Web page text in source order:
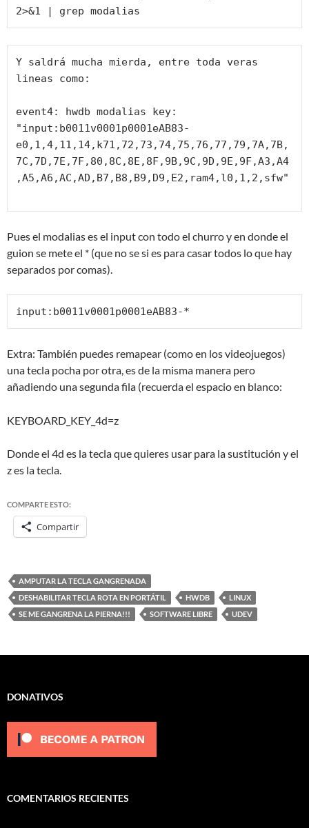
2>&1 | grep modalias
Y saldrá mucha mierda, entre toda veras
lineas como:
event4: hwdb modalias key:
"input:b0011v0001p0001eAB83-
e0,1,4,11,14,k71,72,73,74,75,76,77,79,7A,7B,
7C,7D,7E,7F,80,8C,8E,8F,9B,9C,9D,9E,9F,A3,A4
,A5,A6,AC,AD,B7,B8,B9,D9,E2,ram4,l0,1,2,sfw"
Pues el modalias es el input con todo el churro y en donde el
guion se mete el * (que no se si es para casar todos lo que hay
separados por comas).
input:b0011v0001p0001eAB83-*
Extra: También puedes remapear (como en los videojuegos)
una tecla pocha por otra, es de la misma manera pero
añadiendo una segunda fila (recuerda el espacio en blanco:
KEYBOARD_KEY_4d=z
Donde el 4d es la tecla que quieres usar para la sustitución y el
z es la tecla.
COMPARTE ESTO:
Compartir
AMPUTAR LA TECLA GANGRENADA
DESHABILITAR TECLA ROTA EN PORTÁTIL
HWDB
LINUX
SE ME GANGRENA LA PIERNA!!!
SOFTWARE LIBRE UDEV
DONATIVOS
COMENTARIOS RECIENTES